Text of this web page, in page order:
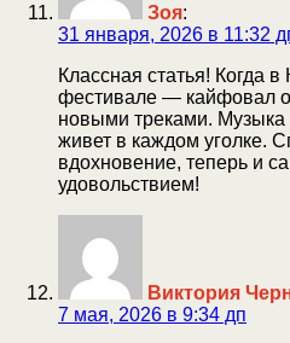
Зоя:
31 января, 2026 в 11:32
Классная статья! Когда
фестивале — кайфовал
новыми треками. Музыка
живет в каждом уголке.
вдохновение, теперь и
удовольствием!
Виктория
7 мая, 2026 в 9:34 дп